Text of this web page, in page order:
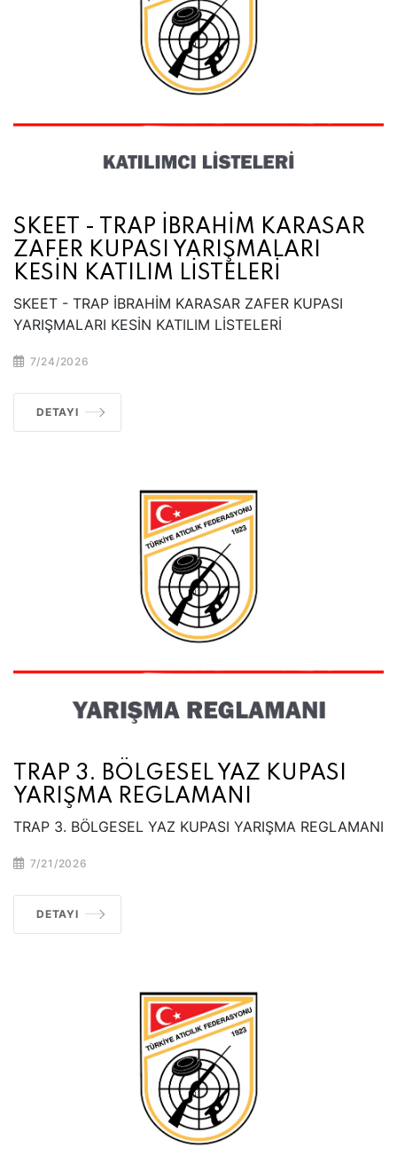
SKEET - TRAP İBRAHİM KARASAR
ZAFER KUPASI YARIŞMALARI
KESİN KATILIM LİSTELERİ
SKEET - TRAP İBRAHİM KARASAR ZAFER KUPASI
YARIŞMALARI KESİN KATILIM LİSTELERİ
7/24/2026
DETAYI
TRAP 3. BÖLGESEL YAZ KUPASI
YARIŞMA REGLAMANI
TRAP 3. BÖLGESEL YAZ KUPASI YARIŞMA REGLAMANI
7/21/2026
DETAYI